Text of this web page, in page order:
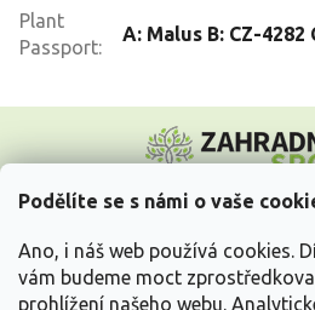
Podělíte se s námi o vaše
Ano, i náš web používá cookies.
vám budeme moct
prohlížení našeho webu.
Plant
Passport:
A: Malus B: CZ-4282
p
Vše o nákupu